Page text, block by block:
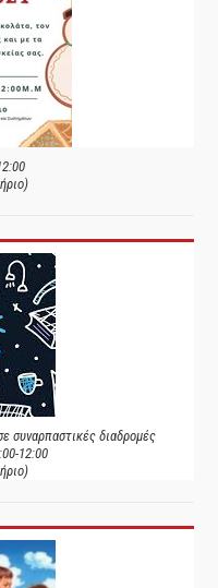
συναρπαστικές διαδρομές
12:00